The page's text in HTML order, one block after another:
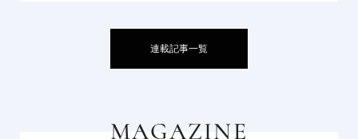
連載記事一覧
MAGAZINE